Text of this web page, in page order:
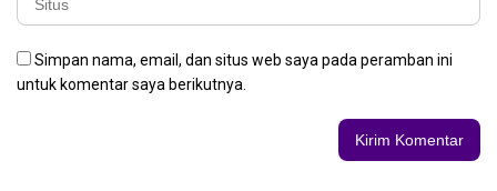
Simpan nama, email, dan situs web saya pada peramban ini
untuk komentar saya berikutnya.